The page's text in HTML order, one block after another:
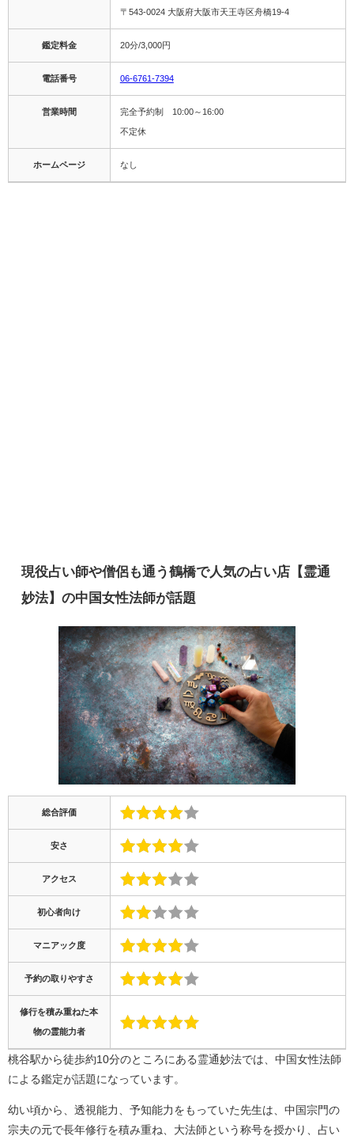
〒543-0024 大阪府大阪市天王寺区舟橋19-4
鑑定料金 20分/3,000円
電話番号 06-6761-7394
営業時間 完全予約制 10:00～16:00
不定休
ホームページ なし
現役占い師や僧侶も通う鶴橋で人気の占い店【霊通
妙法】の中国女性法師が話題
総合評価
安さ
アクセス
初心者向け
マニアック度
予約の取りやすさ
修行を積み重ねた本
物の霊能力者
桃谷駅から徒歩約10分のところにある霊通妙法では、中国女性法師
による鑑定が話題になっています。
幼い頃から、透視能力、予知能力をもっていた先生は、中国宗門の
宗夫の元で長年修行を積み重ね、大法師という称号を授かり、占い